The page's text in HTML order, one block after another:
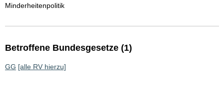
Minderheitenpolitik
Betroffene Bundesgesetze (1)
GG [alle RV hierzu]